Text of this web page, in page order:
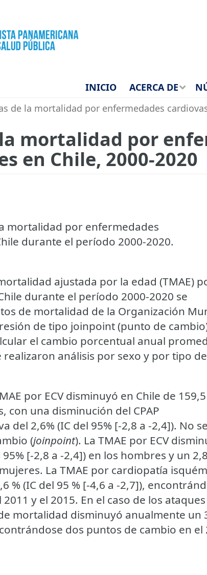
INICIO ACERCA DE
de la mortalidad por enfermedades
mortalidad por
en Chile, 2000-2020
mortalidad por enfermedades
durante el período 2000-2020.
ajustada por la edad (TMAE)
durante el período 2000-2020 se
de mortalidad de la Organización
de tipo joinpoint (punto de
el cambio porcentual anual
realizaron análisis por sexo y por tipo de
por ECV disminuyó en Chile de
con una disminución del CPAP
del 2,6% (IC del 95% [-2,8 a -2,4]). No se
(joinpoint). La TMAE por ECV
[-2,8 a -2,4]) en los hombres y un
La TMAE por cardiopatía
% (IC del 95 % [-4,6 a -2,7]),
y el 2015. En el caso de los ataques
mortalidad disminuyó anualmente un
dos puntos de cambio en el